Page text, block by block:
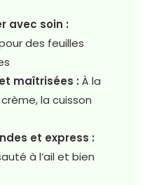
avec soin :
des feuilles
maîtrisées : À la
la cuisson
et express :
à l’ail et bien